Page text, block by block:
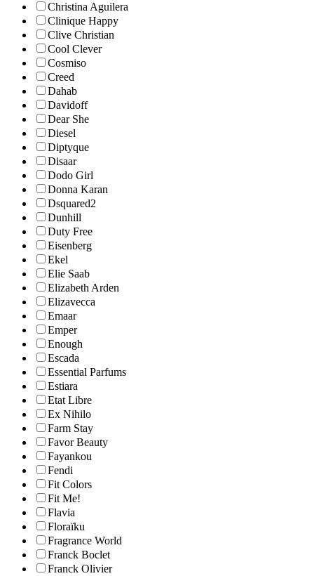
Christina Aguilera
Clinique Happy
Clive Christian
Cool Clever
Cosmiso
Creed
Dahab
Davidoff
Dear She
Diesel
Diptyque
Disaar
Dodo Girl
Donna Karan
Dsquared2
Dunhill
Duty Free
Eisenberg
Ekel
Elie Saab
Elizabeth Arden
Elizavecca
Emaar
Emper
Enough
Escada
Essential Parfums
Estiara
Etat Libre
Ex Nihilo
Farm Stay
Favor Beauty
Fayankou
Fendi
Fit Colors
Fit Me!
Flavia
Floraïku
Fragrance World
Franck Boclet
Franck Olivier